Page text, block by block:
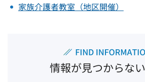
家族介護者教室（地区開催）
情報が見つからな